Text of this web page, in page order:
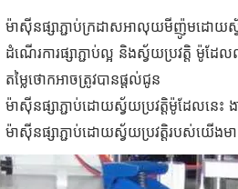
ម៉ាស៊ីនផ្សាភ្ជាប់ក្រដាសអាលុយមីញ៉ូមដោយស្
ដំណើរការផ្សាភ្ជាប់ល្អ និងស្វ័យប្រវត្តិ ម៉ូដែ
តម្លៃថោកអាចត្រូវបានផ្តល់ជូន
ម៉ាស៊ីនផ្សាភ្ជាប់ដោយស្វ័យប្រវត្តិម៉ូដែលនេ
ម៉ាស៊ីនផ្សាភ្ជាប់ដោយស្វ័យប្រវត្តិរបស់យើងម